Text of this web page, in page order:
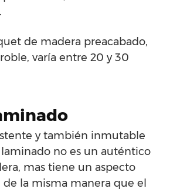
de madera preacabado,
varía entre 20 y 30
y también inmutable
no es un auténtico
mas tiene un aspecto
la misma manera que el